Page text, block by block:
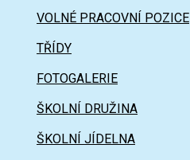
VOLNÉ PRACOVNÍ POZICE
TŘÍDY
FOTOGALERIE
ŠKOLNÍ DRUŽINA
ŠKOLNÍ JÍDELNA